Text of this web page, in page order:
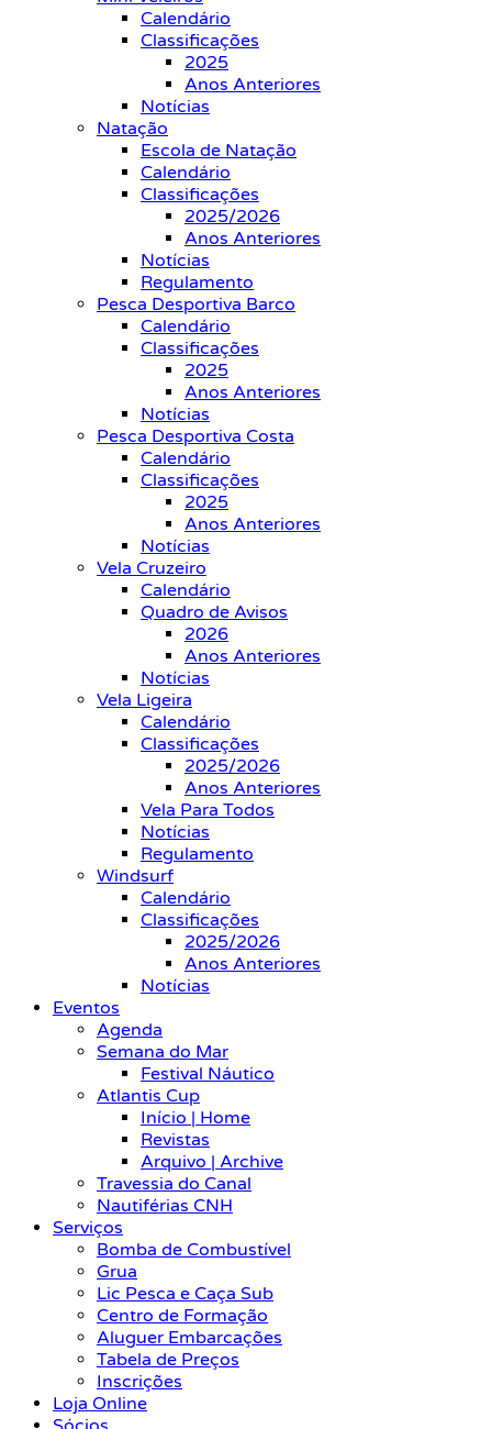
Calendário
Classificações
2025
Anos Anteriores
Notícias
Natação
Escola de Natação
Calendário
Classificações
2025/2026
Anos Anteriores
Notícias
Regulamento
Pesca Desportiva Barco
Calendário
Classificações
2025
Anos Anteriores
Notícias
Pesca Desportiva Costa
Calendário
Classificações
2025
Anos Anteriores
Notícias
Vela Cruzeiro
Calendário
Quadro de Avisos
2026
Anos Anteriores
Notícias
Vela Ligeira
Calendário
Classificações
2025/2026
Anos Anteriores
Vela Para Todos
Notícias
Regulamento
Windsurf
Calendário
Classificações
2025/2026
Anos Anteriores
Notícias
Eventos
Agenda
Semana do Mar
Festival Náutico
Atlantis Cup
Início | Home
Revistas
Arquivo | Archive
Travessia do Canal
Nautiférias CNH
Serviços
Bomba de Combustível
Grua
Lic Pesca e Caça Sub
Centro de Formação
Aluguer Embarcações
Tabela de Preços
Inscrições
Loja Online